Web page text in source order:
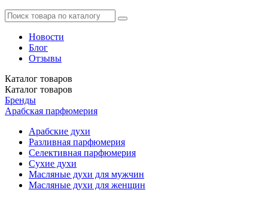
Новости
Блог
Отзывы
Каталог товаров
Каталог товаров
Бренды
Арабская парфюмерия
Арабские духи
Разливная парфюмерия
Селективная парфюмерия
Сухие духи
Масляные духи для мужчин
Масляные духи для женщин